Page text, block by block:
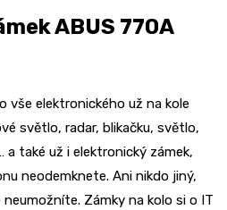
ABUS 770A
vše elektronického už na kole
světlo, radar, blikačku, světlo,
také už i elektronický zámek,
neodemknete. Ani nikdo jiný,
Zámky na kolo si o IT